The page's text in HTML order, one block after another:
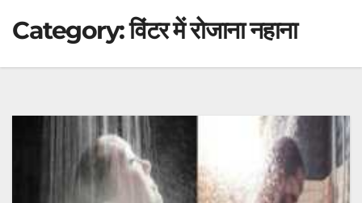
Category:विंटर में रोजाना नहाना